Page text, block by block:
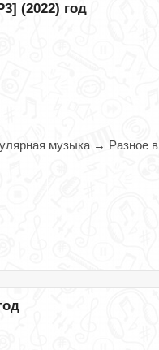
(2022) год
музыка → Разное в